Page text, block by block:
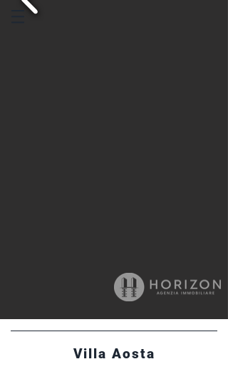
Villa Aosta